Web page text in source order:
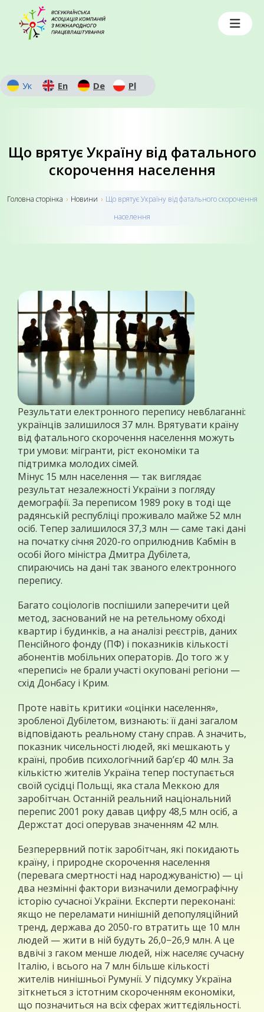
Ук En De Pl
Що врятує Україну від фатального
скорочення населення
Головна сторiнка › Новини › Що врятує Україну від фатального скорочення
населення
Результати електронного перепису невблаганні:
українців залишилося 37 млн. Врятувати країну
від фатального скорочення населення можуть
три умови: мігранти, ріст економіки та
підтримка молодих сімей.
Мінус 15 млн населення — так виглядає
результат незалежності України з погляду
демографії. За переписом 1989 року в тоді ще
радянській республіці проживало майже 52 млн
осіб. Тепер залишилося 37,3 млн — саме такі дані
на початку січня 2020-го оприлюднив Кабмін в
особі його міністра Дмитра Дубілета,
спираючись на дані так званого електронного
перепису.
Багато соціологів поспішили заперечити цей
метод, заснований не на ретельному обході
квартир і будинків, а на аналізі реєстрів, даних
Пенсійного фонду (ПФ) і показників кількості
абонентів мобільних операторів. До того ж у
«переписі» не брали участі окуповані регіони —
схід Донбасу і Крим.
Проте навіть критики «оцінки населення»,
зробленої Дубілетом, визнають: її дані загалом
відповідають реальному стану справ. А значить,
показник чисельності людей, які мешкають у
країні, пробив психологічний бар’єр 40 млн. За
кількістю жителів Україна тепер поступається
своїй сусідці Польщі, яка стала Меккою для
заробітчан. Останній реальний національний
перепис 2001 року давав цифру 48,5 млн осіб, а
Держстат досі оперував значенням 42 млн.
Безперервний потік заробітчан, які покидають
країну, і природне скорочення населення
(перевага смертності над народжуваністю) — ці
два незмінні фактори визначили демографічну
історію сучасної України. Експерти переконані:
якщо не переламати нинішній депопуляційний
тренд, держава до 2050-го втратить ще 10 млн
людей — жити в ній будуть 26,0−26,9 млн. А це
вдвічі з гаком менше людей, ніж населяє сучасну
Італію, і всього на 7 млн більше кількості
жителів нинішньої Румунії. У підсумку Україна
зіткнеться з істотним скороченням економіки,
що позначиться на всіх сферах життєдіяльності.